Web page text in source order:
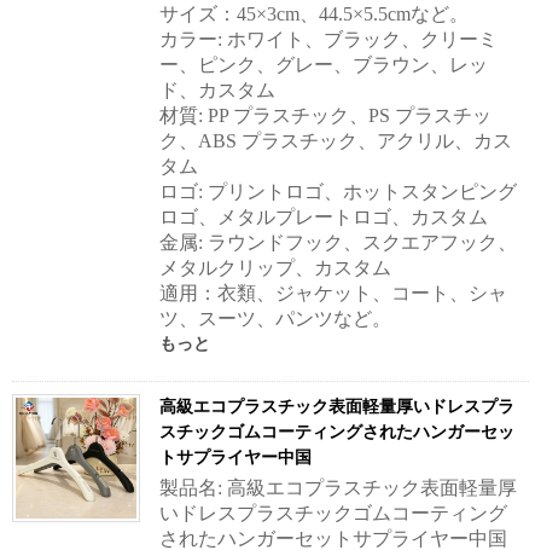
サイズ：45×3cm、44.5×5.5cmなど。
カラー: ホワイト、ブラック、クリーミ
ー、ピンク、グレー、ブラウン、レッ
ド、カスタム
材質: PP プラスチック、PS プラスチッ
ク、ABS プラスチック、アクリル、カス
タム
ロゴ: プリントロゴ、ホットスタンピング
ロゴ、メタルプレートロゴ、カスタム
金属: ラウンドフック、スクエアフック、
メタルクリップ、カスタム
適用：衣類、ジャケット、コート、シャ
ツ、スーツ、パンツなど。
もっと
高級エコプラスチック表面軽量厚いドレスプラ
スチックゴムコーティングされたハンガーセッ
トサプライヤー中国
製品名: 高級エコプラスチック表面軽量厚
いドレスプラスチックゴムコーティング
されたハンガーセットサプライヤー中国